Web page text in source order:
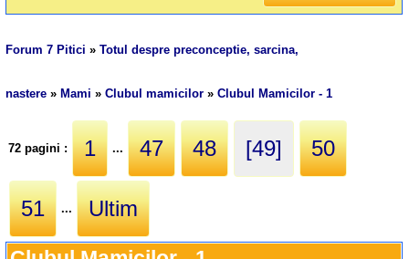
Forum 7 Pitici »Totul despre preconceptie, sarcina,
nastere » Mami »Clubul mamicilor »Clubul Mamicilor - 1
72 pagini : 1 ... 47 48 [49] 50
51 ... Ultim